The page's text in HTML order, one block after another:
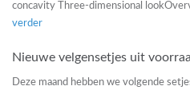
concavity Three-dimensional
verder
Nieuwe velgensetjes uit
Deze maand hebben we volgende